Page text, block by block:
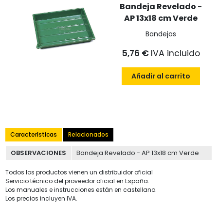
Bandeja Revelado -
AP 13x18 cm Verde
Bandejas
5,76 € IVA incluido
Añadir al carrito
Características Relacionados
OBSERVACIONES Bandeja Revelado - AP 13x18 cm Verde
Todos los productos vienen un distribuidor oficial
Servicio técnico del proveedor oficial en España.
Los manuales e instrucciones están en castellano.
Los precios incluyen IVA.